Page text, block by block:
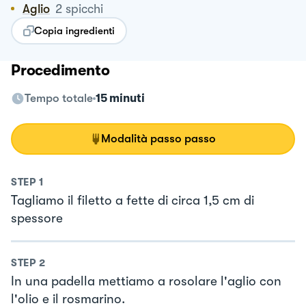
Aglio 2 spicchi
Copia ingredienti
Procedimento
Tempo totale 15 minuti
Modalità passo passo
STEP 1
Tagliamo il filetto a fette di circa 1,5 cm di
spessore
STEP 2
In una padella mettiamo a rosolare l'aglio con
l'olio e il rosmarino.